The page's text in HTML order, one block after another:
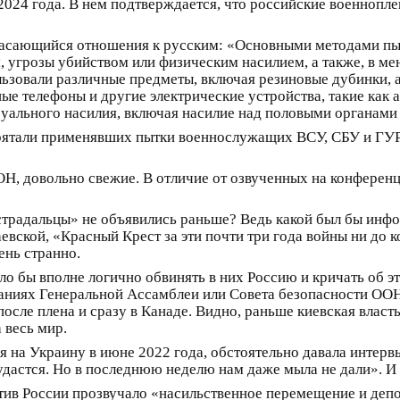
года. В нем подтверждается, что российские
отношения к русским: «Основными методами
угрозы убийством или физическим насилием, а также, в
различные предметы, включая резиновые
телефоны и другие электрические устройства, такие
насилия, включая насилие над половыми
применявших пытки военнослужащих ВСУ, СБУ и
довольно свежие. В отличие от озвученных на
не объявились раньше? Ведь какой был бы
«Красный Крест за эти почти три года войны ни до
странно.
бы вполне логично обвинять в них Россию и кричать об
Генеральной Ассамблеи или Совета безопасности
плена и сразу в Канаде. Видно, раньше киевская
весь мир.
на Украину в июне 2022 года, обстоятельно давала
Но в последнюю неделю нам даже мыла не дали».
России прозвучало «насильственное перемещение и